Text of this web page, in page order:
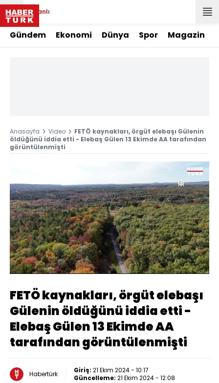
Canlı
Gündem Ekonomi Dünya Spor Magazin
Anasayfa Video
FETÖ kaynakları, örgüt elebaşı Gülenin
öldüğünü iddia etti - Elebaş Gülen 13 Ekimde AA tarafından
görüntülenmişti
Sesi
Aç
480
Yüklendi:
14.59%
Oynatma
Hızı
FETÖ kaynakları, örgüt elebaşı
Gülenin öldüğünü iddia etti -
Elebaş Gülen 13 Ekimde AA
tarafından görüntülenmişti
Habertürk Giriş: 21 Ekim 2024 - 10:17
Güncelleme: 21 Ekim 2024 - 12:08